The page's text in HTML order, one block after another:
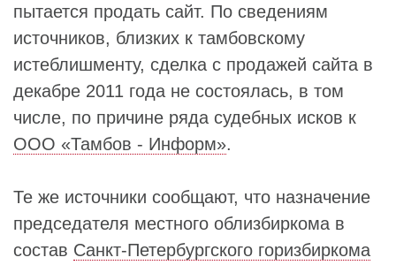
пытается продать сайт. По сведениям
источников, близких к тамбовскому
истеблишменту, сделка с продажей сайта в
декабре 2011 года не состоялась, в том
числе, по причине ряда судебных исков к
ООО «Тамбов - Информ».
Те же источники сообщают, что назначение
председателя местного облизбиркома в
состав Санкт-Петербургского горизбиркома